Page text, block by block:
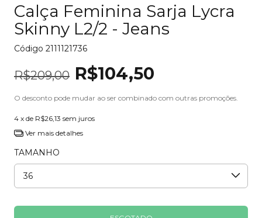
Calça Feminina Sarja Lycra
Skinny L2/2 - Jeans
Código 2111121736
R$209,00 R$104,50
O desconto pode mudar ao ser combinado com outras promoções.
4 x de R$26,13 sem juros
Ver mais detalhes
TAMANHO